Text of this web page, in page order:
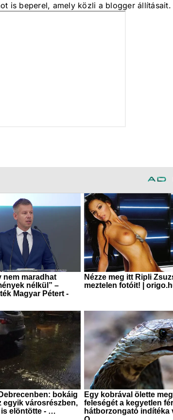
is beperel, amely közli a blogger állításait.